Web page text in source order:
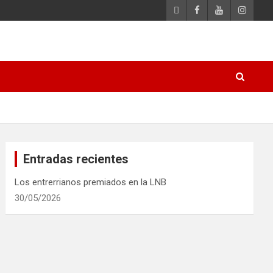
Entradas recientes
Los entrerrianos premiados en la LNB
30/05/2026